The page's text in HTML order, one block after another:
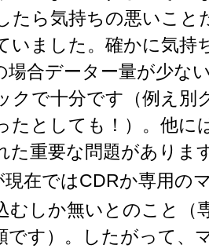
たら気持ちの悪いこと
いました。確かに気持
場合データー量が少な
クで十分です（例え別
たとしても！）。他に
た重要な問題がありま
在ではCDRか専用の
むしか無いとのこと（
です）。したがって、